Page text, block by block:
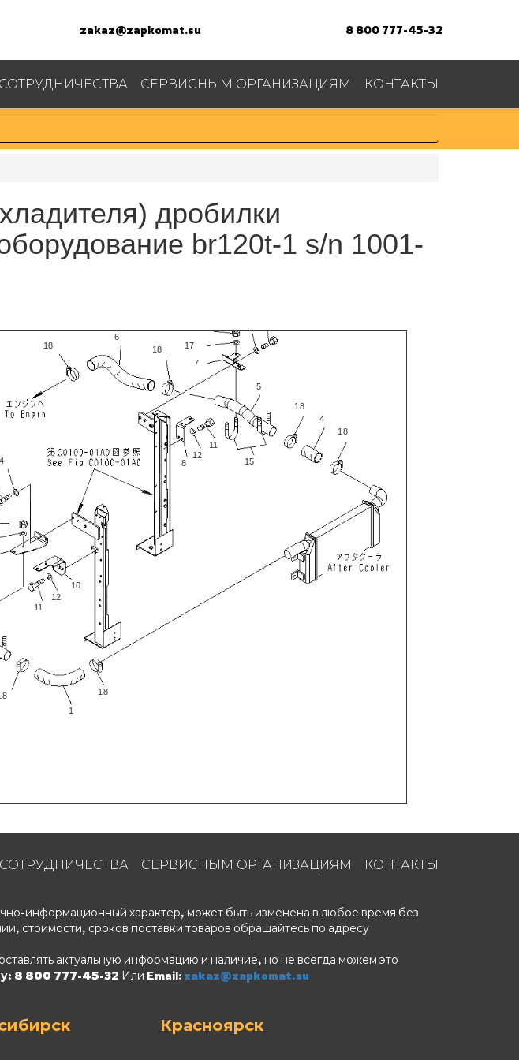
zakaz@zapkomat.su 8 800 777-45-32
СЕРВИСНЫМ ОРГАНИЗАЦИЯМ КОНТАКТЫ
дробилки
br120t-1 s/n 1001-
1
4
5
6
7
8
10
11
11
12
12
15
17
18
18
18
18
18
СЕРВИСНЫМ ОРГАНИЗАЦИЯМ КОНТАКТЫ
информационный характер, может быть изменена в любое время без
стоимости, сроков поставки товаров обращайтесь по адресу
актуальную информацию и наличие, но не всегда можем это
8 800 777-45-32 Или Email: zakaz@zapkomat.su
Красноярск